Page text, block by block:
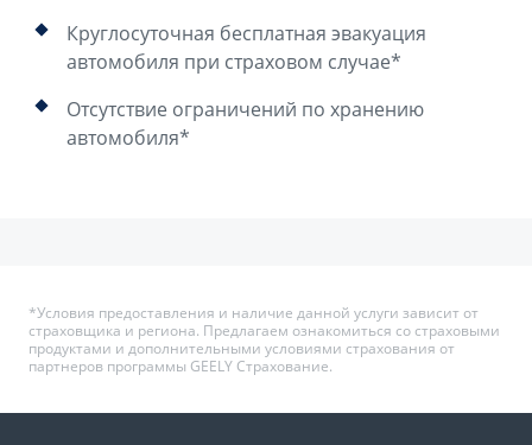
Круглосуточная бесплатная эвакуация
автомобиля при страховом случае*
Отсутствие ограничений по хранению
автомобиля*
*Условия предоставления и наличие данной услуги зависит от
страховщика и региона. Предлагаем ознакомиться со страховыми
продуктами и дополнительными условиями страхования от
партнеров программы GEELY Страхование.